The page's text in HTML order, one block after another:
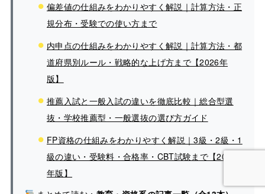
偏差値の仕組みをわかりやすく解説｜計算方法・正
規分布・受験での使い方まで
内申点の仕組みをわかりやすく解説｜計算方法・都
道府県別ルール・戦略的な上げ方まで【2026年
版】
推薦入試と一般入試の違いを徹底比較｜総合型選
抜・学校推薦型・一般選抜の選び方ガイド
FP資格の仕組みをわかりやすく解説｜3級・2級・1
級の違い・受験料・合格率・CBT試験まで【2026
年版】